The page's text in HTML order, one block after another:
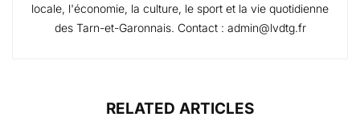
locale, l'économie, la culture, le sport et la vie quotidienne
des Tarn-et-Garonnais. Contact : admin@lvdtg.fr
RELATED ARTICLES